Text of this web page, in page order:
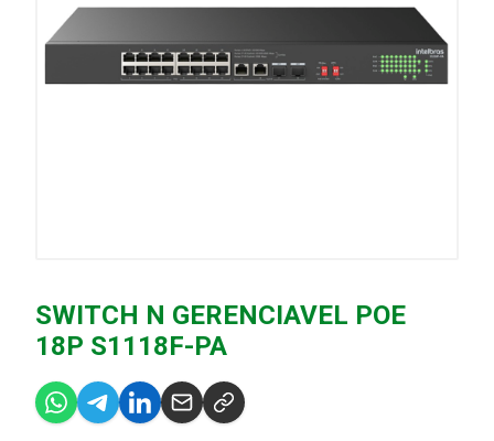
SWITCH N GERENCIAVEL POE
18P S1118F-PA